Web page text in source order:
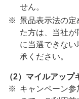
せん。
景品表示法の
た方は、当社
に当選できな
承ください。
（2）マイルアップ
キャンペーン